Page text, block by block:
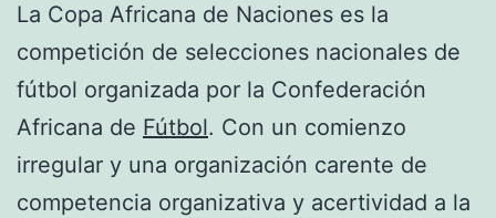
La Copa Africana de Naciones es la
competición de selecciones nacionales de
fútbol organizada por la Confederación
Africana de Fútbol. Con un comienzo
irregular y una organización carente de
competencia organizativa y acertividad a la